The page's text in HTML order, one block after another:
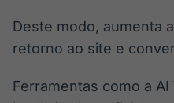
Deste modo, aumenta
retorno ao site e
Ferramentas como a